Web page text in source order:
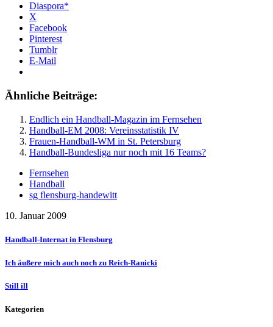
Diaspora*
X
Facebook
Pinterest
Tumblr
E-Mail
Ähnliche Beiträge:
Endlich ein Handball-Magazin im Fernsehen
Handball-EM 2008: Vereinsstatistik IV
Frauen-Handball-WM in St. Petersburg
Handball-Bundesliga nur noch mit 16 Teams?
Fernsehen
Handball
sg flensburg-handewitt
10. Januar 2009
Handball-Internat in Flensburg
Ich äußere mich auch noch zu Reich-Ranicki
Still ill
Kategorien